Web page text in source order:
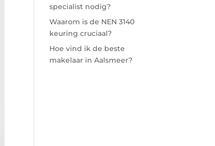
specialist nodig?
Waarom is de NEN 3140
keuring cruciaal?
Hoe vind ik de beste
makelaar in Aalsmeer?